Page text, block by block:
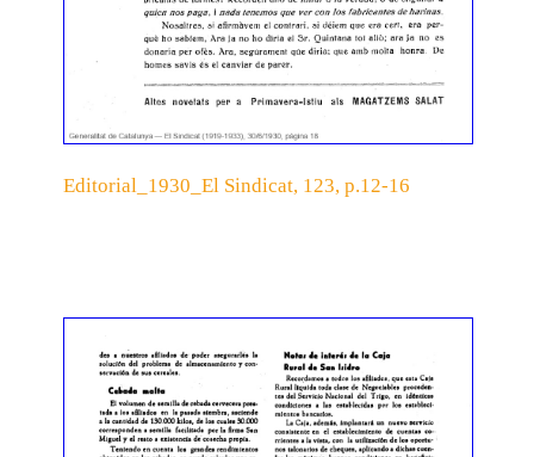
Editorial_1930_El Sindicat, 123, p.12-16